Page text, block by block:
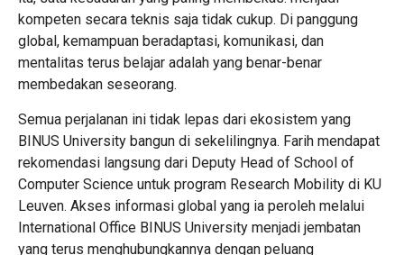
kompeten secara teknis saja tidak cukup. Di panggung
global, kemampuan beradaptasi, komunikasi, dan
mentalitas terus belajar adalah yang benar-benar
membedakan seseorang.
Semua perjalanan ini tidak lepas dari ekosistem yang
BINUS University bangun di sekelilingnya. Farih mendapat
rekomendasi langsung dari Deputy Head of School of
Computer Science untuk program Research Mobility di KU
Leuven. Akses informasi global yang ia peroleh melalui
International Office BINUS University menjadi jembatan
yang terus menghubungkannya dengan peluang